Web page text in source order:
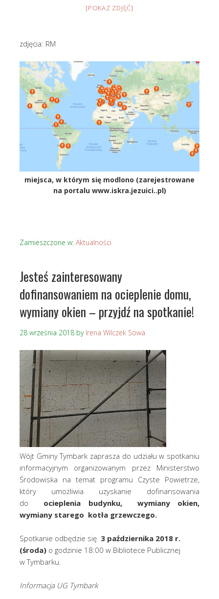
[POKAZ ZDJĘĆ]
zdjęcia: RM
miejsca, w którym się modlono (zarejestrowane
na portalu www.iskra.jezuici..pl)
Zamieszczone w: Aktualności
Jesteś zainteresowany
dofinansowaniem na ocieplenie domu,
wymiany okien – przyjdź na spotkanie!
28 września 2018 by Irena Wilczek Sowa
Wójt Gminy Tymbark zaprasza do udziału w spotkaniu
informacyjnym organizowanym przez Ministerstwo
Środowiska na temat programu Czyste Powietrze,
który umożliwia uzyskanie dofinansowania
do ocieplenia budynku, wymiany okien,
wymiany starego kotła grzewczego.
Spotkanie odbędzie się 3 października 2018 r.
(środa) o godzinie 18:00 w Bibliotece Publicznej
w Tymbarku.
Informacja UG Tymbark